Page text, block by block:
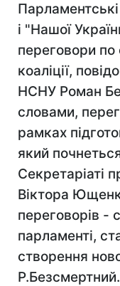
Парламентські
і "Нашої
переговори
коаліції,
НСНУ Роман
словами,
рамках
який
Секретаріаті
Віктора
переговорів -
парламенті,
створення
Р.Безсмертний.